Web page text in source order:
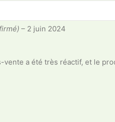
– 2 juin 2024
vente a été très réactif, et le